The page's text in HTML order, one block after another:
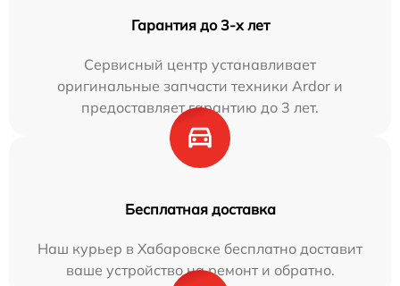
Гарантия до 3-х лет
Сервисный центр устанавливает
оригинальные запчасти техники Ardor и
предоставляет гарантию до 3 лет.
Бесплатная доставка
Наш курьер в Хабаровске бесплатно доставит
ваше устройство на ремонт и обратно.